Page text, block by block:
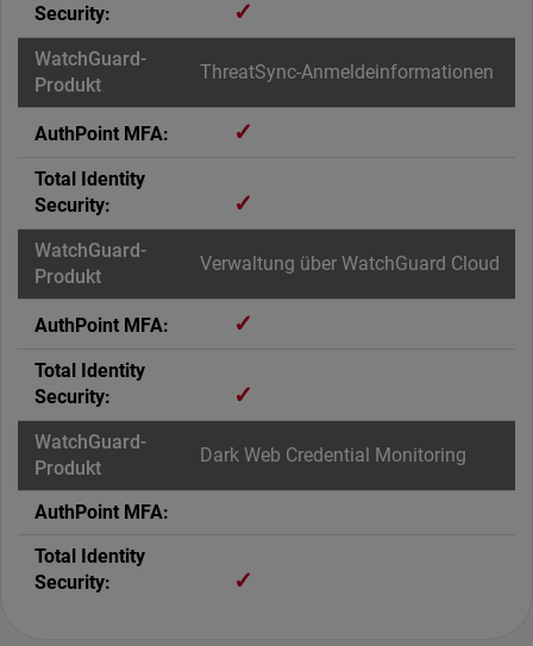
✓
ThreatSync-Anmeldeinformationen
✓
✓
Verwaltung über WatchGuard Cloud
✓
✓
Dark Web Credential Monitoring
✓